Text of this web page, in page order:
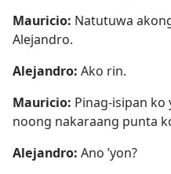
Mauricio: Natutuwa
Alejandro.
Alejandro: Ako rin.
Mauricio: Pinag-isipan ko
noong nakaraang punta
Alejandro: Ano ’yon?